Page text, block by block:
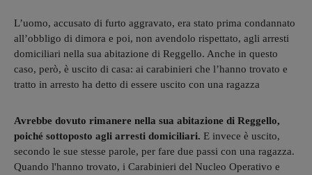
L’uomo, accusato di furto aggravato, era stato prima condannato
all’obbligo di dimora e poi, non avendolo rispettato, agli arresti
domiciliari nella sua abitazione di Reggello. Anche in questo
caso, però, è uscito di casa: ai carabinieri che l’hanno trovato e
tratto in arresto ha detto di essere uscito con una ragazza
Avrebbe dovuto rimanere nella sua abitazione di Reggello,
poiché sottoposto agli arresti domiciliari. E invece è uscito,
secondo le sue stesse parole, per fare due passi con una ragazza.
Quando l'hanno trovato, i Carabinieri del Nucleo Operativo e